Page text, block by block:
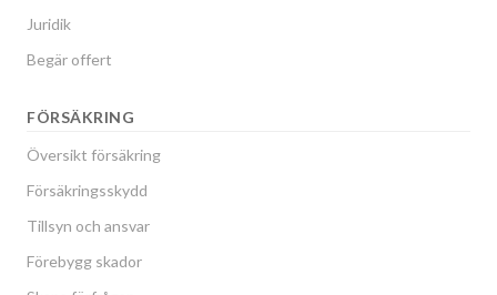
Juridik
Begär offert
FÖRSÄKRING
Översikt försäkring
Försäkringsskydd
Tillsyn och ansvar
Förebygg skador